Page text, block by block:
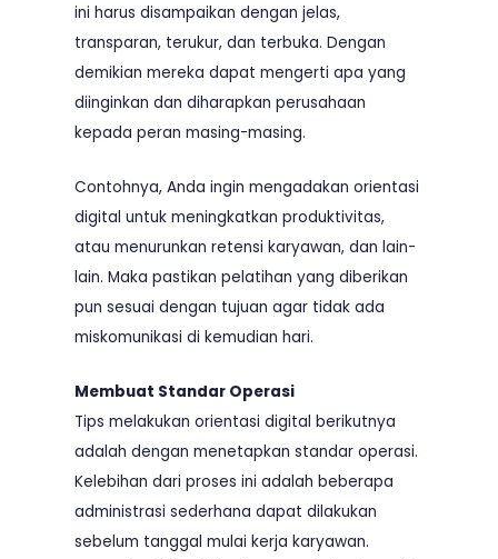
ini harus disampaikan dengan jelas,
transparan, terukur, dan terbuka. Dengan
demikian mereka dapat mengerti apa yang
diinginkan dan diharapkan perusahaan
kepada peran masing-masing.
Contohnya, Anda ingin mengadakan orientasi
digital untuk meningkatkan produktivitas,
atau menurunkan retensi karyawan, dan lain-
lain. Maka pastikan pelatihan yang diberikan
pun sesuai dengan tujuan agar tidak ada
miskomunikasi di kemudian hari.
Membuat Standar Operasi
Tips melakukan orientasi digital berikutnya
adalah dengan menetapkan standar operasi.
Kelebihan dari proses ini adalah beberapa
administrasi sederhana dapat dilakukan
sebelum tanggal mulai kerja karyawan.